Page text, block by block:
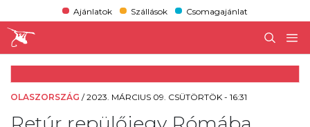
Ajánlatok Szállások Csomagajánlat
OLASZORSZÁG /2023. MÁRCIUS 09. CSÜTÖRTÖK - 16:31